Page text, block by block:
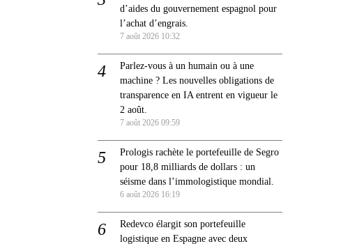
d’aides du gouvernement espagnol pour
l’achat d’engrais.
7 août 2026 10:32
Parlez-vous à un humain ou à une
machine ? Les nouvelles obligations de
transparence en IA entrent en vigueur le
2 août.
7 août 2026 09:59
Prologis rachète le portefeuille de Segro
pour 18,8 milliards de dollars : un
séisme dans l’immologistique mondial.
6 août 2026 16:19
Redevco élargit son portefeuille
logistique en Espagne avec deux